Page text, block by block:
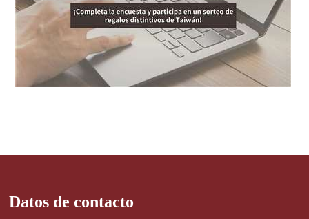
Datos de contacto